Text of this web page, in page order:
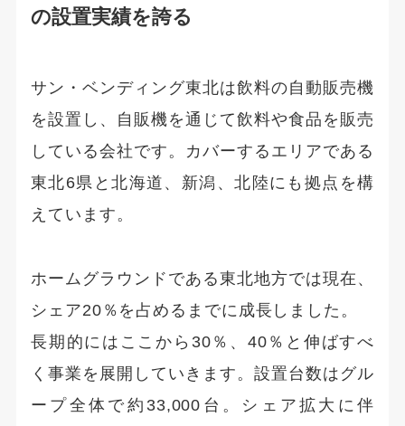
の設置実績を誇る
サン・ベンディング東北は飲料の自動販売機
を設置し、自販機を通じて飲料や食品を販売
している会社です。カバーするエリアである
東北6県と北海道、新潟、北陸にも拠点を構
えています。
ホームグラウンドである東北地方では現在、
シェア20％を占めるまでに成長しました。
長期的にはここから30％、40％と伸ばすべ
く事業を展開していきます。設置台数はグル
ープ全体で約33,000台。シェア拡大に伴